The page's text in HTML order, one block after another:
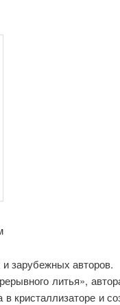
зарубежных авторов.
литья»,
кристаллизаторе и